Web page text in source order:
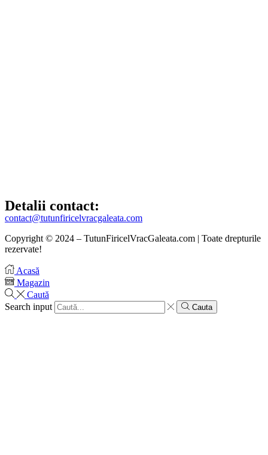
Detalii contact:
contact@tutunfiricelvracgaleata.com
Copyright © 2024 – TutunFiricelVracGaleata.com | Toate drepturile
rezervate!
Acasă
Magazin
Caută
Search input
Cauta